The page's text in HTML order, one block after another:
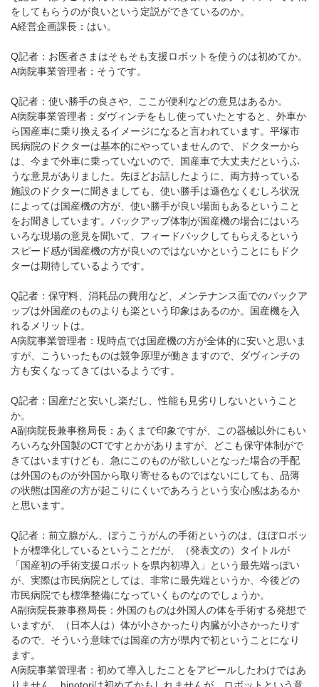
をしてもらうのが良いという定説ができているのか。
A経営企画課長：はい。
Q記者：お医者さまはそもそも支援ロボットを使うのは初めてか。
A病院事業管理者：そうです。
Q記者：使い勝手の良さや、ここが便利などの意見はあるか。
A病院事業管理者：ダヴィンチをもし使っていたとすると、外車か
ら国産車に乗り換えるイメージになると言われています。平塚市
民病院のドクターは基本的にやっていませんので、ドクターから
は、今まで外車に乗っていないので、国産車で大丈夫だというふ
うな意見がありました。先ほどお話したように、両方持っている
施設のドクターに聞きましても、使い勝手は遜色なくむしろ状況
によっては国産機の方が、使い勝手が良い場面もあるということ
をお聞きしています。バックアップ体制が国産機の場合にはいろ
いろな現場の意見を聞いて、フィードバックしてもらえるという
スピード感が国産機の方が良いのではないかということにもドク
ターは期待しているようです。
Q記者：保守料、消耗品の費用など、メンテナンス面でのバックア
ップは外国産のものよりも楽という印象はあるのか。国産機を入
れるメリットは。
A病院事業管理者：現時点では国産機の方が全体的に安いと思いま
すが、こういったものは競争原理が働きますので、ダヴィンチの
方も安くなってきてはいるようです。
Q記者：国産だと安いし楽だし、性能も見劣りしないということ
か。
A副病院長兼事務局長：あくまで印象ですが、この器械以外にもい
ろいろな外国製のCTですとかがありますが、どこも保守体制がで
きてはいますけども、急にこのものが欲しいとなった場合の手配
は外国のものが外国から取り寄せるものではないにしても、品薄
の状態は国産の方が起こりにくいであろうという安心感はあるか
と思います。
Q記者：前立腺がん、ぼうこうがんの手術というのは、ほぼロボッ
トが標準化しているということだが、（発表文の）タイトルが
「国産初の手術支援ロボットを県内初導入」という最先端っぽい
が、実際は市民病院としては、非常に最先端というか、今後どの
市民病院でも標準整備になっていくものなのでしょうか。
A副病院長兼事務局長：外国のものは外国人の体を手術する発想で
いますが、（日本人は）体が小さかったり内臓が小さかったりす
るので、そういう意味では国産の方が県内で初ということになり
ます。
A病院事業管理者：初めて導入したことをアピールしたわけではあ